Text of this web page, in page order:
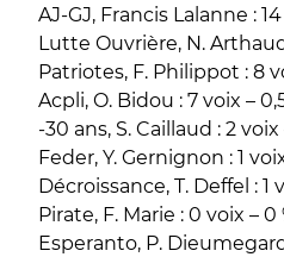
AJ-GJ, Francis Lalanne : 14
Lutte Ouvrière, N.
Patriotes, F. Philippot : 8
Acpli, O. Bidou : 7 voix –
-30 ans, S. Caillaud : 2 voix
Feder, Y. Gernignon : 1
Décroissance, T. Deffel : 1
Pirate, F. Marie : 0 voix – 0
Esperanto, P.